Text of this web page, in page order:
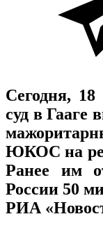
Сегодня,
суд в Гааге
ЮКОС на
Ранее им
России 50
РИА